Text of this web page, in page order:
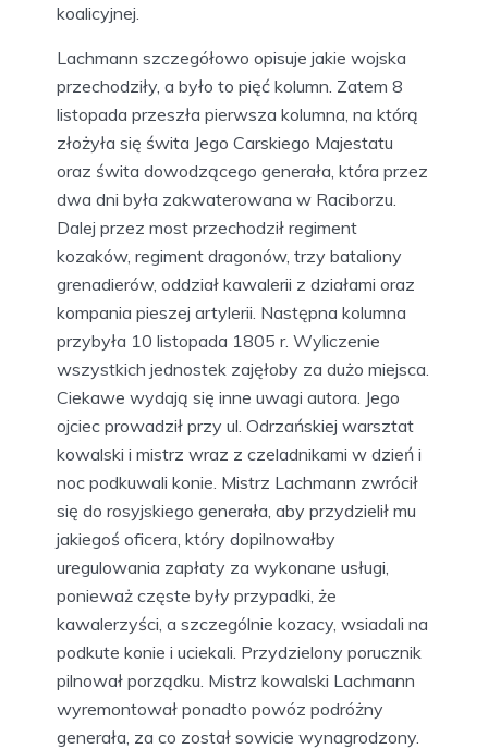
koalicyjnej.
Lachmann szczegółowo opisuje jakie wojska
przechodziły, a było to pięć kolumn. Zatem 8
listopada przeszła pierwsza kolumna, na którą
złożyła się świta Jego Carskiego Majestatu
oraz świta dowodzącego generała, która przez
dwa dni była zakwaterowana w Raciborzu.
Dalej przez most przechodził regiment
kozaków, regiment dragonów, trzy bataliony
grenadierów, oddział kawalerii z działami oraz
kompania pieszej artylerii. Następna kolumna
przybyła 10 listopada 1805 r. Wyliczenie
wszystkich jednostek zajęłoby za dużo miejsca.
Ciekawe wydają się inne uwagi autora. Jego
ojciec prowadził przy ul. Odrzańskiej warsztat
kowalski i mistrz wraz z czeladnikami w dzień i
noc podkuwali konie. Mistrz Lachmann zwrócił
się do rosyjskiego generała, aby przydzielił mu
jakiegoś oficera, który dopilnowałby
uregulowania zapłaty za wykonane usługi,
ponieważ częste były przypadki, że
kawalerzyści, a szczególnie kozacy, wsiadali na
podkute konie i uciekali. Przydzielony porucznik
pilnował porządku. Mistrz kowalski Lachmann
wyremontował ponadto powóz podróżny
generała, za co został sowicie wynagrodzony.